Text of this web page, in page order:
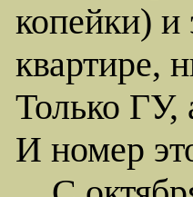
копейки) и
квартире,
Только ГУ,
И номер